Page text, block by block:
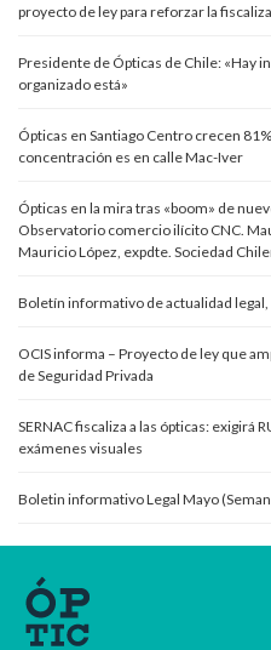
proyecto de ley para reforzar la
Presidente de Ópticas de Chile: «Hay
organizado está»
Ópticas en Santiago Centro crecen
concentración es en calle Mac-Iver
Ópticas en la mira tras «boom» de
Observatorio comercio ilícito CNC.
Mauricio López, expdte. Sociedad
Boletín informativo de actualidad
OCIS informa – Proyecto de ley que
de Seguridad Privada
SERNAC fiscaliza a las ópticas: exigirá
exámenes visuales
Boletin informativo Legal Mayo